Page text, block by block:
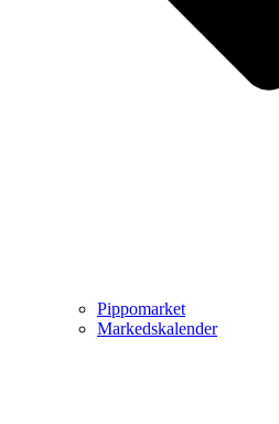
Pippomarket
Markedskalender